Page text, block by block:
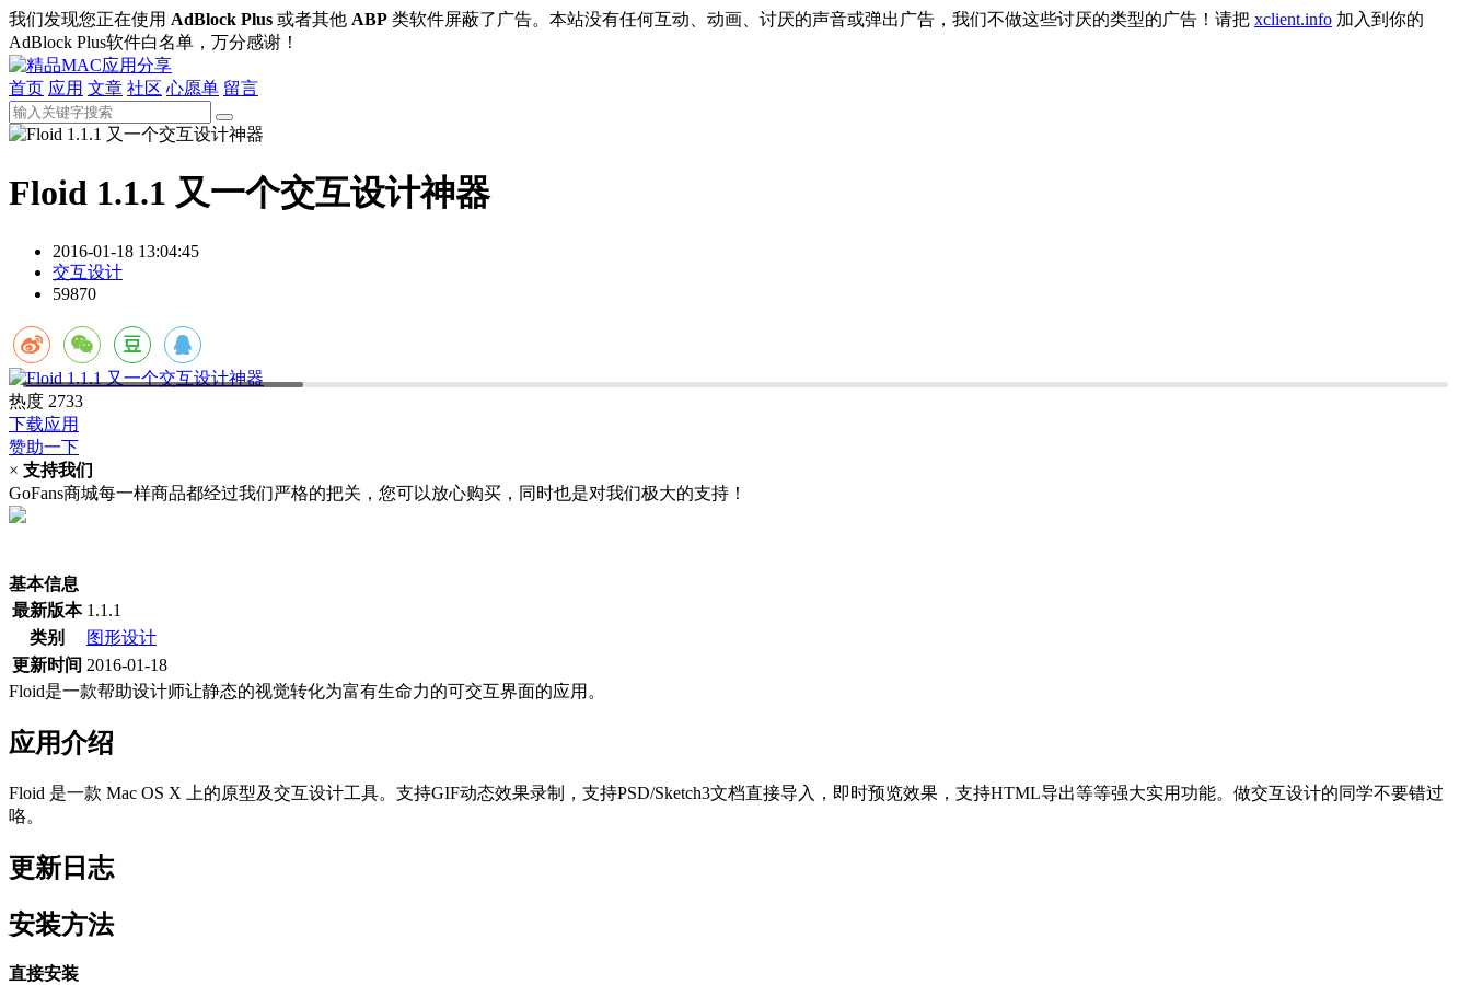
我们发现您正在使用 AdBlock Plus 或者其他 ABP 类软件屏蔽了广告。本站没有任何互动、动画、讨厌的声音或弹出广告，我们不做这些讨厌的类型的广告！请把 xclient.info 加入到你的
AdBlock Plus软件白名单，万分感谢！
首页 应用 文章 社区 心愿单 留言
Floid 1.1.1 又一个交互设计神器
2016-01-18 13:04:45
交互设计
59870
热度 2733
下载应用
赞助一下
× 支持我们
GoFans商城每一样商品都经过我们严格的把关，您可以放心购买，同时也是对我们极大的支持！
基本信息
最新版本 1.1.1
类别
图形设计
更新时间 2016-01-18
Floid是一款帮助设计师让静态的视觉转化为富有生命力的可交互界面的应用。
应用介绍
Floid 是一款 Mac OS X 上的原型及交互设计工具。支持GIF动态效果录制，支持PSD/Sketch3文档直接导入，即时预览效果，支持HTML导出等等强大实用功能。做交互设计的同学不要错过
咯。
更新日志
安装方法
直接安装